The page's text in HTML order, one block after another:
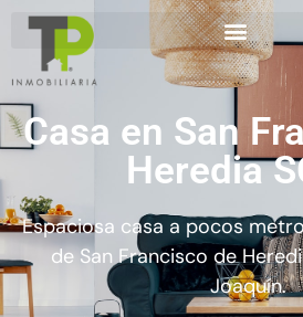
Casa en San
Heredia
Espaciosa casa a pocos
de San Francisco de
Joaquín.